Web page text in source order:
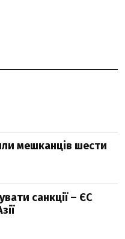
мешканців шести
санкції – ЄС